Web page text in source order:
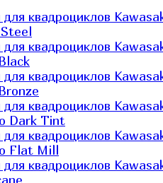
для квадроциклов
для квадроциклов
для квадроциклов
для квадроциклов
Dark Tint
для квадроциклов
Flat Mill
для квадроциклов